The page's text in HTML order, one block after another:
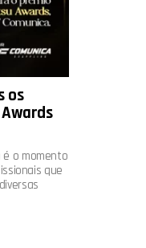
os
é o momento
que